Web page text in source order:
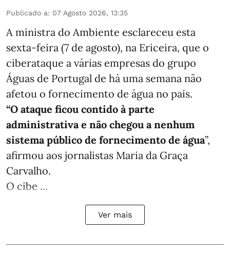
Publicado a: 07 Agosto 2026, 13:35
A ministra do Ambiente esclareceu esta
sexta-feira (7 de agosto), na Ericeira, que o
ciberataque a várias empresas do grupo
Águas de Portugal de há uma semana não
afetou o fornecimento de água no país.
“O ataque ficou contido à parte
administrativa e não chegou a nenhum
sistema público de fornecimento de água”,
afirmou aos jornalistas Maria da Graça
Carvalho.
O cibe ...
Ver mais